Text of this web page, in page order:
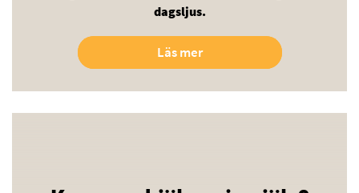
dagsljus.
Läs mer